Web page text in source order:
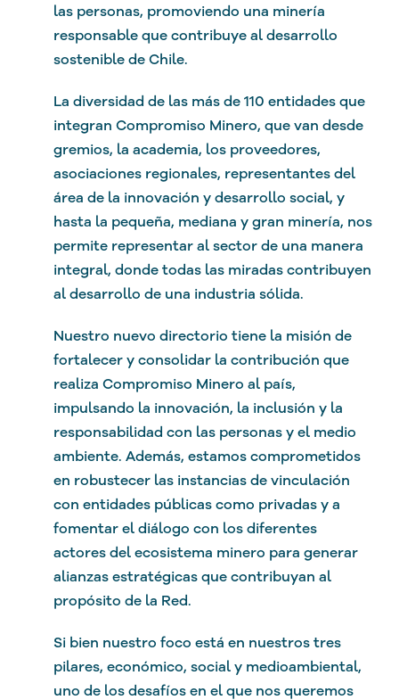
las personas, promoviendo una minería
responsable que contribuye al desarrollo
sostenible de Chile.
La diversidad de las más de 110 entidades que
integran Compromiso Minero, que van desde
gremios, la academia, los proveedores,
asociaciones regionales, representantes del
área de la innovación y desarrollo social, y
hasta la pequeña, mediana y gran minería, nos
permite representar al sector de una manera
integral, donde todas las miradas contribuyen
al desarrollo de una industria sólida.
Nuestro nuevo directorio tiene la misión de
fortalecer y consolidar la contribución que
realiza Compromiso Minero al país,
impulsando la innovación, la inclusión y la
responsabilidad con las personas y el medio
ambiente. Además, estamos comprometidos
en robustecer las instancias de vinculación
con entidades públicas como privadas y a
fomentar el diálogo con los diferentes
actores del ecosistema minero para generar
alianzas estratégicas que contribuyan al
propósito de la Red.
Si bien nuestro foco está en nuestros tres
pilares, económico, social y medioambiental,
uno de los desafíos en el que nos queremos